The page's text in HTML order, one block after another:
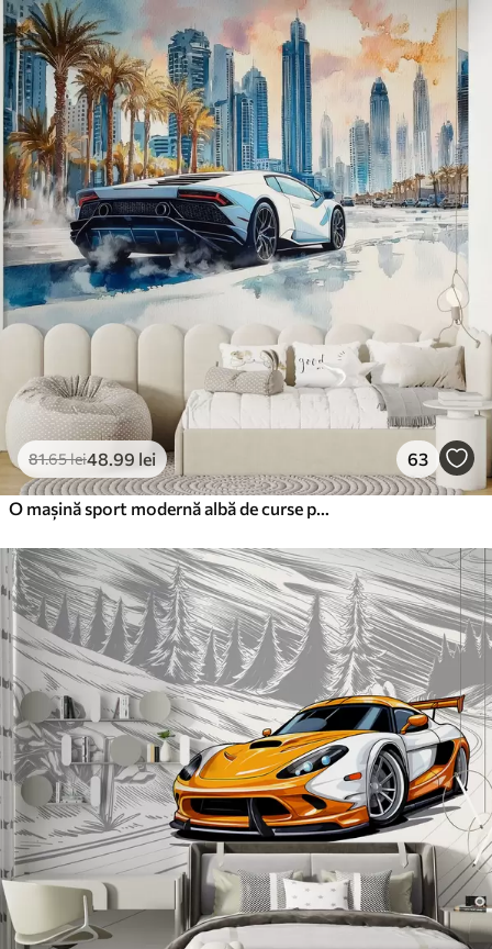
81.65lei48.99 lei 63
O mașină sport modernă albă de curse pe fundal de palmieri și zgârie-nori în tehnica acuarelă liberă